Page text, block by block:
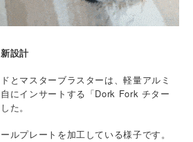
設計
とマスターブラスターは、軽量アルミ
にインサートする「Dork Fork チター
た。
ルプレートを加工している様子です。